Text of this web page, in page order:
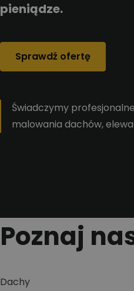
pieniądze.
Sprawdź ofertę
Świadczymy
malowania dachów,
Poznaj
Dachy